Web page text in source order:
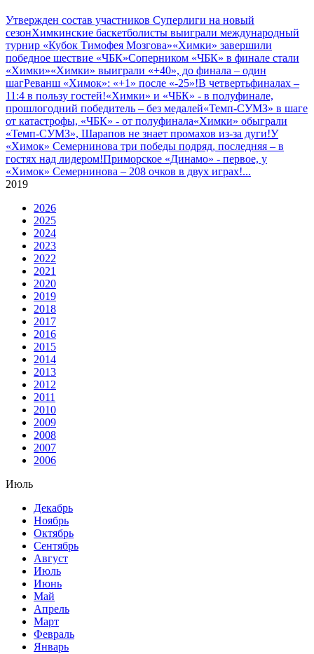
Утвержден состав участников Cуперлиги на новый
сезонХимкинские баскетболисты выиграли международный
турнир «Кубок Тимофея Мозгова»«Химки» завершили
победное шествие «ЧБК»Соперником «ЧБК» в финале стали
«Химки»«Химки» выиграли «+40», до финала – один
шагРеванш «Химок»: «+1» после «-25»!В четвертьфиналах –
11:4 в пользу гостей!«Химки» и «ЧБК» - в полуфинале,
прошлогодний победитель – без медалей«Темп-СУМЗ» в шаге
от катастрофы, «ЧБК» - от полуфинала«Химки» обыграли
«Темп-СУМЗ», Шарапов не знает промахов из-за дуги!У
«Химок» Семернинова три победы подряд, последняя – в
гостях над лидером!Приморское «Динамо» - первое, у
«Химок» Семернинова – 208 очков в двух играх!...
2019
2026
2025
2024
2023
2022
2021
2020
2019
2018
2017
2016
2015
2014
2013
2012
2011
2010
2009
2008
2007
2006
Июль
Декабрь
Ноябрь
Октябрь
Сентябрь
Август
Июль
Июнь
Май
Апрель
Март
Февраль
Январь